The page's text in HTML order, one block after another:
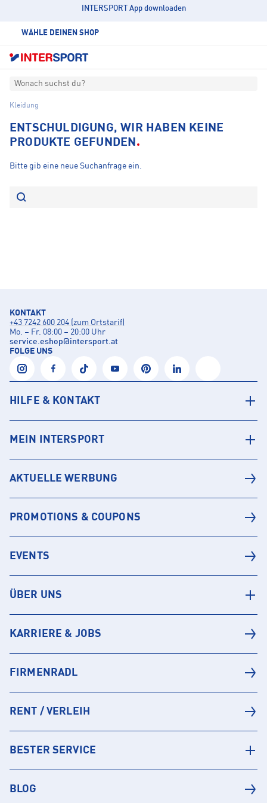
INTERSPORT App downloaden
WÄHLE DEINEN SHOP
Wonach suchst du?
Kleidung
ENTSCHULDIGUNG, WIR HABEN KEINE
PRODUKTE GEFUNDEN
Bitte gib eine neue Suchanfrage ein.
KONTAKT
+43 7242 600 204 (zum Ortstarif)
Mo. – Fr. 08:00 – 20:00 Uhr
service.eshop@intersport.at
FOLGE UNS
HILFE & KONTAKT
MEIN INTERSPORT
AKTUELLE WERBUNG
PROMOTIONS & COUPONS
EVENTS
ÜBER UNS
KARRIERE & JOBS
FIRMENRADL
RENT / VERLEIH
BESTER SERVICE
BLOG